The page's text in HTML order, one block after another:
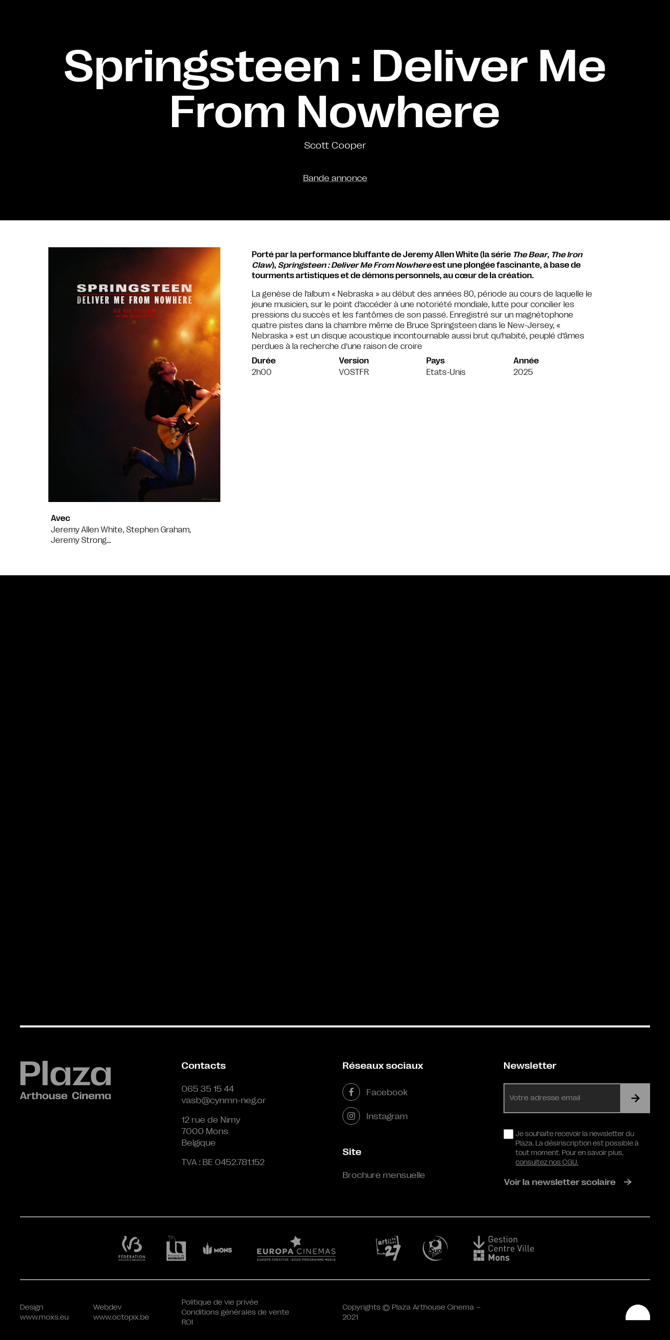
Springsteen : Deliver Me
From Nowhere
Scott Cooper
Bande annonce
Avec
Jeremy Allen White, Stephen Graham,
Jeremy Strong…
Porté par la performance bluffante de Jeremy Allen White (la sérieThe Bear, The Iron
Claw), Springsteen : Deliver Me From Nowhereest une plongée fascinante, à base de
tourments artistiques et de démons personnels, au cœur de la création.
La genèse de l’album « Nebraska » au début des années 80, période au cours de laquelle le
jeune musicien, sur le point d’accéder à une notoriété mondiale, lutte pour concilier les
pressions du succès et les fantômes de son passé. Enregistré sur un magnétophone
quatre pistes dans la chambre même de Bruce Springsteen dans le New-Jersey, «
Nebraska » est un disque acoustique incontournable aussi brut qu’habité, peuplé d’âmes
perdues à la recherche d’une raison de croire
Durée
2h00
Version
VOSTFR
Pays
Etats-Unis
Année
2025
Contacts
065 35 15 44
vasb@cynmn-neg.or
12 rue de Nimy
7000 Mons
Belgique
TVA : BE 0452.781.152
Réseaux sociaux
Facebook
Instagram
Site
Brochure mensuelle
Newsletter
mail
RGPDJe souhaite recevoir la newsletter du
Plaza. La désinscription est possible à
tout moment. Pour en savoir plus,
consultez nos CGU.
Voir la newsletter scolaire
Design
www.moxs.eu
Webdev
www.octopix.be
Politique de vie privée
Conditions générales de vente
ROI
Copyrights © Plaza Arthouse Cinema –
2021